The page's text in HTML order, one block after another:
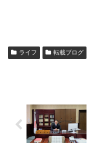
ライフ 転載ブログ